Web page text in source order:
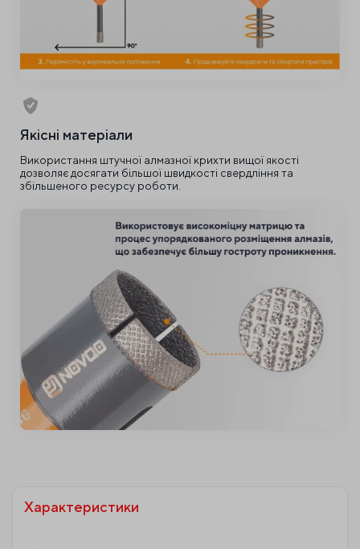
Якісні матеріали
Використання штучної алмазної крихти вищої якості
дозволяє досягати більшої швидкості свердління та
збільшеного ресурсу роботи.
Характеристики